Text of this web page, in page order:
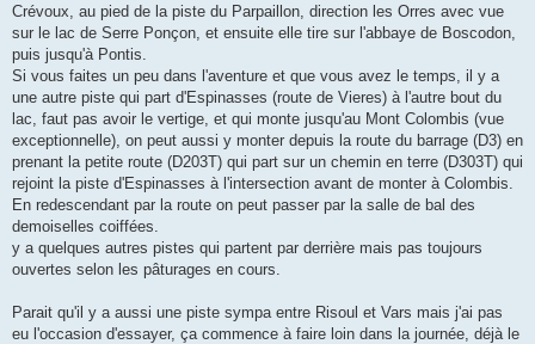
Crévoux, au pied de la piste du Parpaillon, direction les Orres avec vue
sur le lac de Serre Ponçon, et ensuite elle tire sur l'abbaye de Boscodon,
puis jusqu'à Pontis.
Si vous faites un peu dans l'aventure et que vous avez le temps, il y a
une autre piste qui part d'Espinasses (route de Vieres) à l'autre bout du
lac, faut pas avoir le vertige, et qui monte jusqu'au Mont Colombis (vue
exceptionnelle), on peut aussi y monter depuis la route du barrage (D3) en
prenant la petite route (D203T) qui part sur un chemin en terre (D303T) qui
rejoint la piste d'Espinasses à l'intersection avant de monter à Colombis.
En redescendant par la route on peut passer par la salle de bal des
demoiselles coiffées.
y a quelques autres pistes qui partent par derrière mais pas toujours
ouvertes selon les pâturages en cours.
Parait qu'il y a aussi une piste sympa entre Risoul et Vars mais j'ai pas
eu l'occasion d'essayer, ça commence à faire loin dans la journée, déjà le